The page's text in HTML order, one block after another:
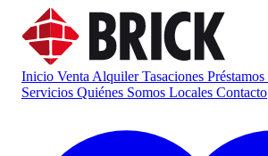
Inicio Venta AlquilerTasaciones Préstamos
Servicios Quiénes Somos Locales Contacto